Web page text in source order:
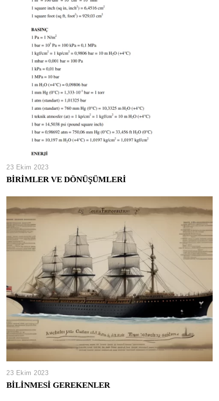
23 Ekim 2023
BİRİMLER VE DÖNÜŞÜMLERİ
23 Ekim 2023
BİLİNMESİ GEREKENLER